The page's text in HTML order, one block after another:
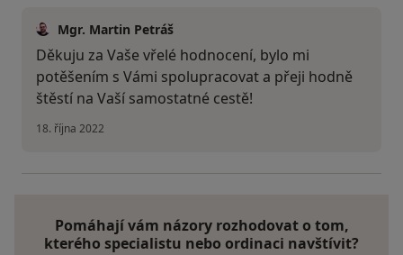
Mgr. Martin Petráš
Děkuju za Vaše vřelé hodnocení, bylo mi
potěšením s Vámi spolupracovat a přeji hodně
štěstí na Vaší samostatné cestě!
18. října 2022
Pomáhají vám názory rozhodovat o tom,
kterého specialistu nebo ordinaci navštívit?